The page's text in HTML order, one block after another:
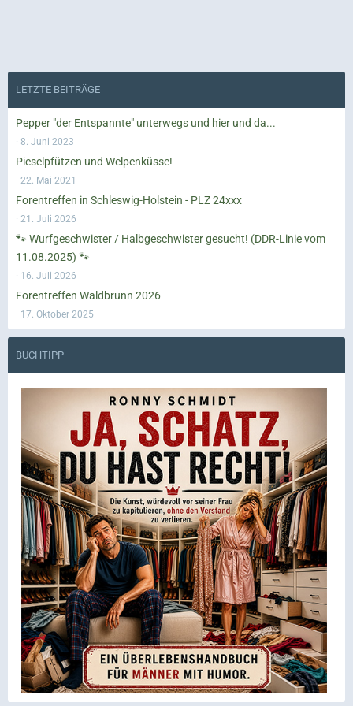
LETZTE BEITRÄGE
Pepper "der Entspannte" unterwegs und hier und da...
8. Juni 2023
Pieselpfützen und Welpenküsse!
22. Mai 2021
Forentreffen in Schleswig-Holstein - PLZ 24xxx
21. Juli 2026
🐾 Wurfgeschwister / Halbgeschwister gesucht! (DDR-Linie vom
11.08.2025) 🐾
16. Juli 2026
Forentreffen Waldbrunn 2026
17. Oktober 2025
BUCHTIPP